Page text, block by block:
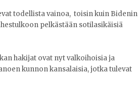
todellista vainoa, toisin kuin Bidenin
pelkästään sotilasikäisiä
hakijat ovat nyt valkoihoisia ja
kunnon kansalaisia, jotka tulevat